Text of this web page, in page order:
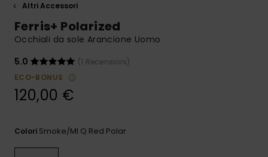
conversazione
risposte alle
domande
Altri Accessori
Ferris+ Polarized
Occhiali da sole Arancione Uomo
5.0
(1 Recensioni)
ECO-BONUS
120,00 €
Colori Smoke/ml Q Red Polar